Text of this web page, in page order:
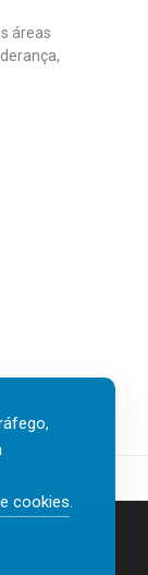
áreas
cookies.